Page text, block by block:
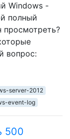
Windows -
полный
вопрос:
server-2012
event-log
500